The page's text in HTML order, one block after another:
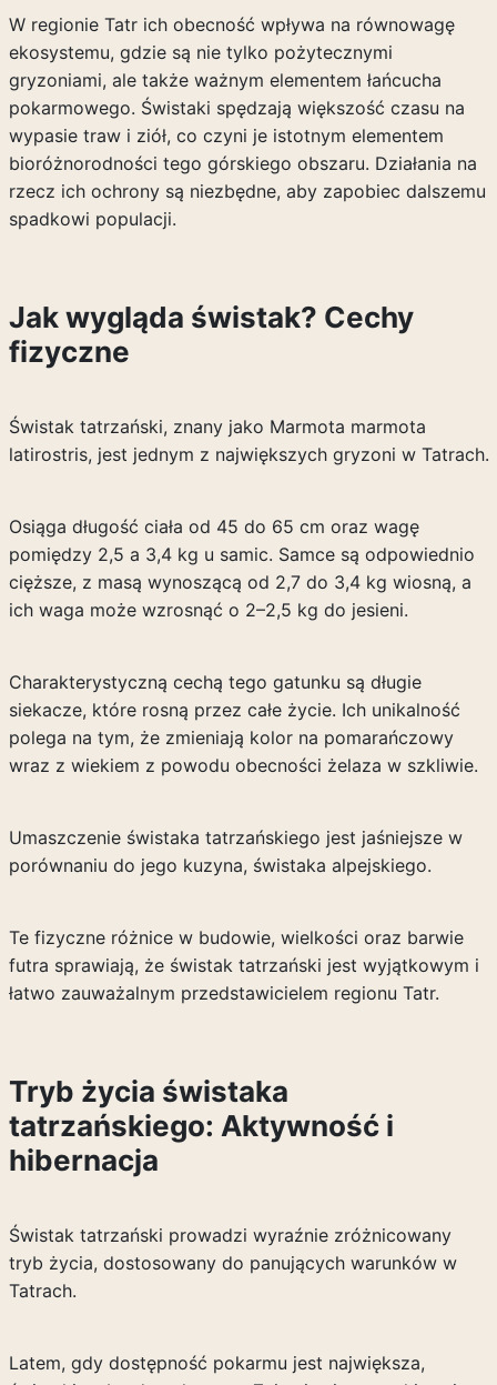
W regionie Tatr ich obecność wpływa na równowagę
ekosystemu, gdzie są nie tylko pożytecznymi
gryzoniami, ale także ważnym elementem łańcucha
pokarmowego. Świstaki spędzają większość czasu na
wypasie traw i ziół, co czyni je istotnym elementem
bioróżnorodności tego górskiego obszaru. Działania na
rzecz ich ochrony są niezbędne, aby zapobiec dalszemu
spadkowi populacji.
Jak wygląda świstak? Cechy
fizyczne
Świstak tatrzański, znany jako Marmota marmota
latirostris, jest jednym z największych gryzoni w Tatrach.
Osiąga długość ciała od 45 do 65 cm oraz wagę
pomiędzy 2,5 a 3,4 kg u samic. Samce są odpowiednio
cięższe, z masą wynoszącą od 2,7 do 3,4 kg wiosną, a
ich waga może wzrosnąć o 2–2,5 kg do jesieni.
Charakterystyczną cechą tego gatunku są długie
siekacze, które rosną przez całe życie. Ich unikalność
polega na tym, że zmieniają kolor na pomarańczowy
wraz z wiekiem z powodu obecności żelaza w szkliwie.
Umaszczenie świstaka tatrzańskiego jest jaśniejsze w
porównaniu do jego kuzyna, świstaka alpejskiego.
Te fizyczne różnice w budowie, wielkości oraz barwie
futra sprawiają, że świstak tatrzański jest wyjątkowym i
łatwo zauważalnym przedstawicielem regionu Tatr.
Tryb życia świstaka
tatrzańskiego: Aktywność i
hibernacja
Świstak tatrzański prowadzi wyraźnie zróżnicowany
tryb życia, dostosowany do panujących warunków w
Tatrach.
Latem, gdy dostępność pokarmu jest największa,